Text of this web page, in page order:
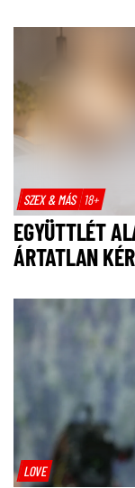
SZEX & MÁS 18+
EGYÜTTLÉT
ÁRTATLAN
LOVE